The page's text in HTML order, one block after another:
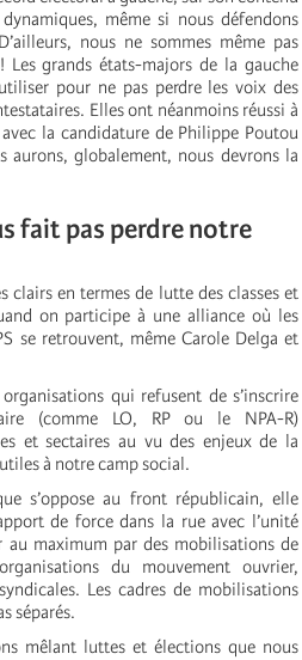
même si nous défendons
nous ne sommes même pas
Les grands états-majors de la gauche
pour ne pas perdre les voix des
Elles ont néanmoins réussi à
la candidature de Philippe Poutou
aurons, globalement, nous devrons la
fait pas perdre notre
clairs en termes de lutte des classes et
on participe à une alliance où les
se retrouvent, même Carole Delga et
qui refusent de s’inscrire
(comme LO, RP ou le NPA-R)
et sectaires au vu des enjeux de la
à notre camp social.
s’oppose au front républicain, elle
de force dans la rue avec l’unité
au maximum par des mobilisations de
du mouvement ouvrier,
Les cadres de mobilisations
séparés.
mêlant luttes et élections que nous